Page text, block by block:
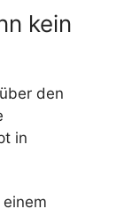
kein
den
in